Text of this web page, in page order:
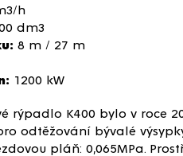
h
dm3
8 m / 27 m
1200 kW
rýpadlo K400 bylo v roce
odtěžování bývalé
pláň: 0,065MPa.